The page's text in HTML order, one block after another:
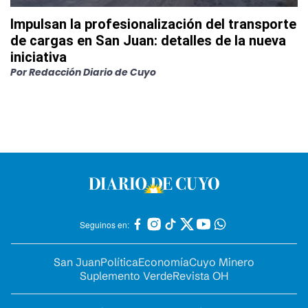
Impulsan la profesionalización del transporte
de cargas en San Juan: detalles de la nueva
iniciativa
PorRedacción Diario de Cuyo
Seguinos en:
San JuanPolíticaEconomíaCuyo Minero
Suplemento VerdeRevista OH